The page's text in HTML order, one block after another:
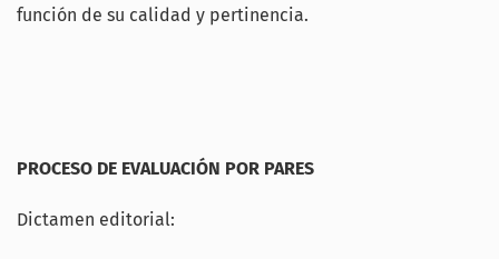
función de su calidad y pertinencia.
PROCESO DE EVALUACIÓN POR PARES
Dictamen editorial: